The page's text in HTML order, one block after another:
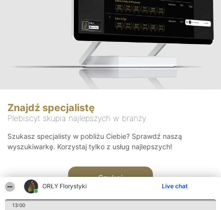
ORŁY Florystyki Live chat
13:00
Znajdź specjalistę
Plebiscyt skupia najlepszych w branży
Szukasz specjalisty w pobliżu Ciebie? Sprawdź naszą
wyszukiwarkę. Korzystaj tylko z usług najlepszych!
Szukaj